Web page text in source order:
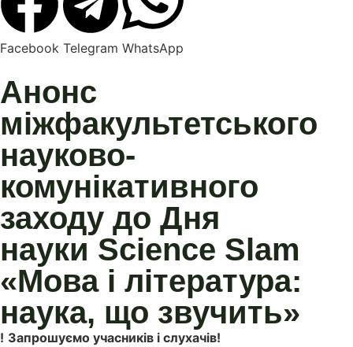
Facebook Telegram WhatsApp
Анонс
міжфакультетського
науково-
комунікативного
заходу до Дня
науки Science Slam
«Мова і література:
наука, що звучить»
! Запрошуємо учасників і слухачів!